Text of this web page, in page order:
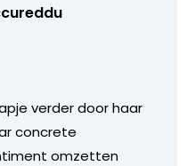
verder door haar
concrete
omzetten